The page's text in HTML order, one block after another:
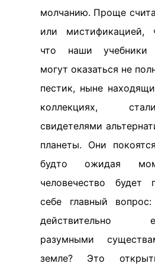
молчанию. Проще
или мистификацией,
что наши учебники
могут оказаться не
пестик, ныне
коллекциях,
свидетелями
планеты. Они
будто ожидая
человечество будет
себе главный
действительно
разумными
земле? Это